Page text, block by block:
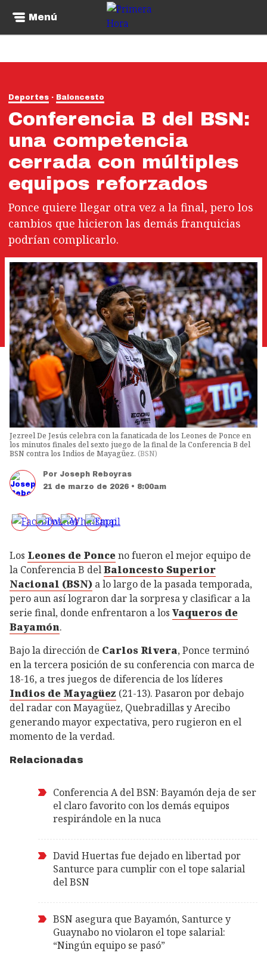
Menú
Deportes Baloncesto
Conferencia B del BSN:
una competencia
cerrada con múltiples
equipos reforzados
Ponce quiere llegar otra vez a la final, pero los
cambios que hicieron las demás franquicias
podrían complicarlo.
Jezreel De Jesús celebra con la fanaticada de los Leones de Ponce en
los minutos finales del sexto juego de la final de la Conferencia B del
BSN contra los Indios de Mayagüez. (BSN)
Por Joseph Reboyras
21 de marzo de 2026 • 8:00am
Los Leones de Ponceno fueron el mejor equipo de
la Conferencia B delBaloncesto Superior
Nacional (BSN) a lo largo de la pasada temporada,
pero aun así lograron dar la sorpresa y clasificar a la
serie final, donde enfrentaron a los Vaqueros de
Bayamón.
Bajo la dirección de Carlos Rivera, Ponce terminó
en la tercera posición de su conferencia con marca de
18-16, a tres juegos de diferencia de los líderes
Indios de Mayagüez (21-13). Pasaron por debajo
del radar con Mayagüez, Quebradillas y Arecibo
generando mayor expectativa, pero rugieron en el
momento de la verdad.
Relacionadas
Conferencia A del BSN: Bayamón deja de ser
el claro favorito con los demás equipos
respirándole en la nuca
David Huertas fue dejado en libertad por
Santurce para cumplir con el tope salarial
del BSN
BSN asegura que Bayamón, Santurce y
Guaynabo no violaron el tope salarial:
“Ningún equipo se pasó”